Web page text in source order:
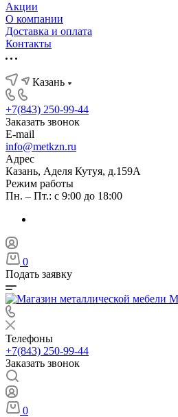
Акции
О компании
Доставка и оплата
Контакты
Казань
+7(843) 250-99-44
Заказать звонок
E-mail
info@metkzn.ru
Адрес
Казань, Аделя Кутуя, д.159А
Режим работы
Пн. – Пт.: с 9:00 до 18:00
0
Подать заявку
Телефоны
+7(843) 250-99-44
Заказать звонок
0